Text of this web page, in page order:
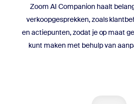
Zoom AI Companion haalt
verkoopgesprekken, zoals
en actiepunten, zodat je op maat
kunt maken met behulp van